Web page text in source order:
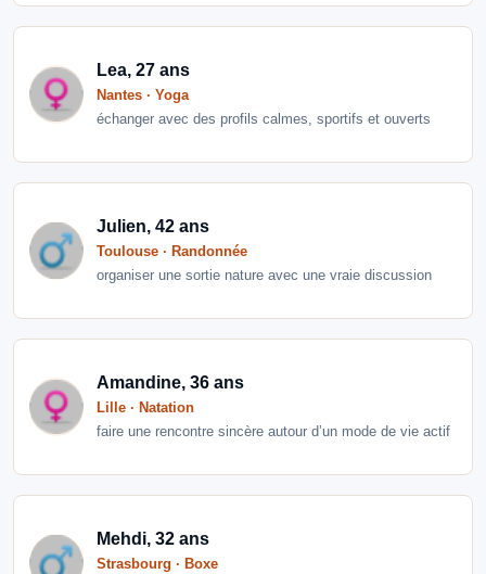
Lea, 27 ans
Nantes · Yoga
échanger avec des profils calmes, sportifs et ouverts
Julien, 42 ans
Toulouse · Randonnée
organiser une sortie nature avec une vraie discussion
Amandine, 36 ans
Lille · Natation
faire une rencontre sincère autour d’un mode de vie actif
Mehdi, 32 ans
Strasbourg · Boxe